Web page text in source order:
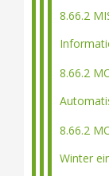
8.66.2
8.66.2
8.66.2
Winter